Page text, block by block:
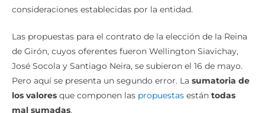
de Girón, cuyos oferentes fueron Wellington Siavichay,
José Socola y Santiago Neira, se subieron el 16 de mayo.
Pero aquí se presenta un segundo error. La sumatoria de
los valoresque componen laspropuestas estántodas
mal sumadas.